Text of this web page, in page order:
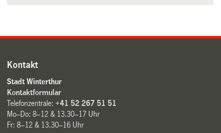
Kontakt
Stadt Winterthur
Kontaktformular
Telefonzentrale:+41 52 267 51 51
Mo–Do: 8–12 & 13.30–17 Uhr
Fr: 8–12 & 13.30–16 Uhr